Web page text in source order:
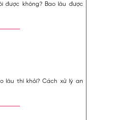
được không? Bao lâu được
lâu thì khỏi? Cách xử lý an